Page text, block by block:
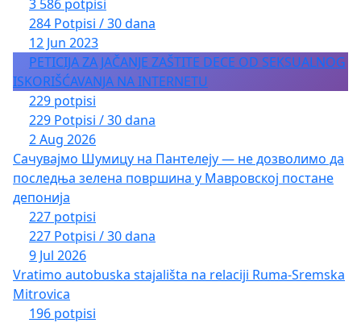
3 586 potpisi
284 Potpisi / 30 dana
12 Jun 2023
PETICIJA ZA JAČANJE ZAŠTITE DECE OD SEKSUALNOG
ISKORIŠĆAVANJA NA INTERNETU
229 potpisi
229 Potpisi / 30 dana
2 Aug 2026
Сачувајмо Шумицу на Пантелеју — не дозволимо да
последња зелена површина у Мавровској постане
депонија
227 potpisi
227 Potpisi / 30 dana
9 Jul 2026
Vratimo autobuska stajališta na relaciji Ruma-Sremska
Mitrovica
196 potpisi